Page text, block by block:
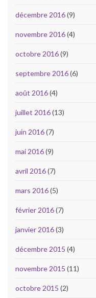
décembre 2016(9)
novembre 2016(4)
octobre 2016(9)
septembre 2016(6)
août 2016(4)
juillet 2016(13)
juin 2016(7)
mai 2016(9)
avril 2016(7)
mars 2016(5)
février 2016(7)
janvier 2016(3)
décembre 2015 (4)
novembre 2015 (11)
octobre 2015 (2)